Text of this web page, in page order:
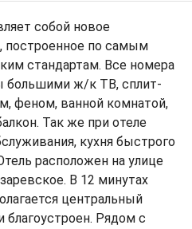
собой новое
построенное по самым
стандартам. Все номера
большими ж/к ТВ, сплит-
феном, ванной комнатой,
Так же при отеле
кухня быстрого
расположен на улице
В 12 минутах
центральный
Рядом с